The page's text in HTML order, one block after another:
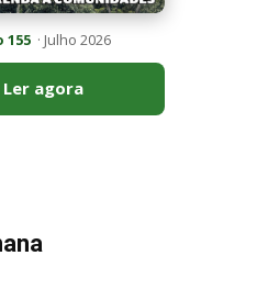
na superfície oceânica para
ectoparasitas